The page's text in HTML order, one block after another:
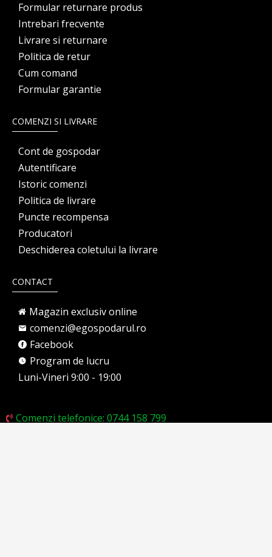
Formular returnare produs
Intrebari frecvente
Livrare si returnare
Politica de retur
Cum comand
Formular garantie
COMENZI SI LIVRARE
Cont de gospodar
Autentificare
Istoric comenzi
Politica de livrare
Puncte recompensa
Producatori
Deschiderea coletului la livrare
CONTACT
Magazin exclusiv online
comenzi@egospodarul.ro
Facebook
Program de lucru
Luni-Vineri 9:00 - 19:00
Comenzi telefonice: 0744 158 799